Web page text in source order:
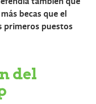
becas que el
primeros puestos
del